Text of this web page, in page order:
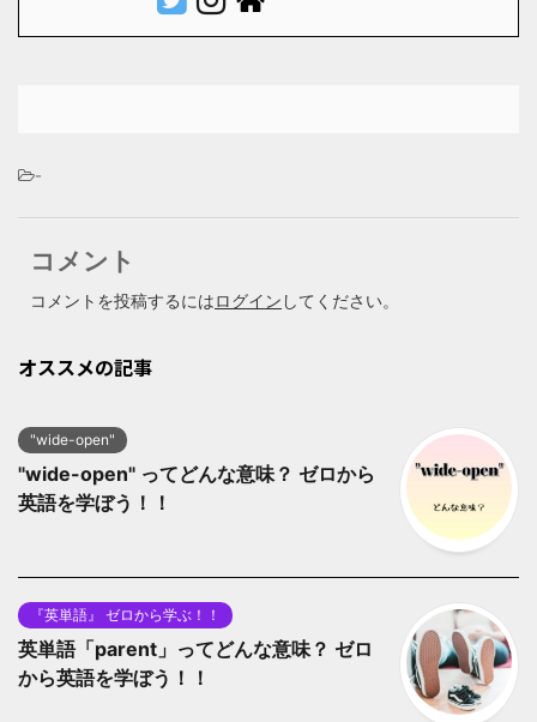
-
コメント
コメントを投稿するにはログイン してください。
オススメの記事
"wide-open"
"wide-open" ってどんな意味？ ゼロから
英語を学ぼう！！
『英単語』 ゼロから学ぶ！！
英単語「parent」ってどんな意味？ ゼロ
から英語を学ぼう！！